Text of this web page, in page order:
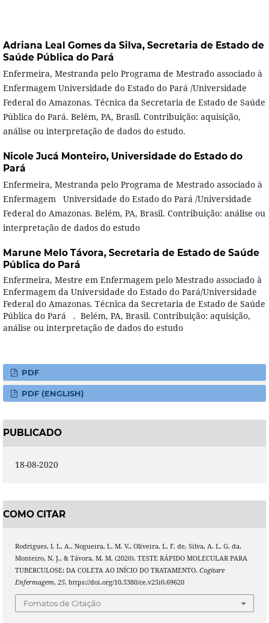
Adriana Leal Gomes da Silva, Secretaria de Estado de
Saúde Pública do Pará
Enfermeira, Mestranda pelo Programa de Mestrado associado à
Enfermagem Universidade do Estado do Pará /Universidade
Federal do Amazonas. Técnica da Secretaria de Estado de Saúde
Pública do Pará. Belém, PA, Brasil. Contribuição: aquisição,
análise ou interpretação de dados do estudo.
Nicole Jucá Monteiro, Universidade do Estado do
Pará
Enfermeira, Mestranda pelo Programa de Mestrado associado à
Enfermagem Universidade do Estado do Pará /Universidade
Federal do Amazonas. Belém, PA, Brasil. Contribuição: análise ou
interpretação de dados do estudo
Marune Melo Távora, Secretaria de Estado de Saúde
Pública do Pará
Enfermeira, Mestre em Enfermagem pelo Mestrado associado à
Enfermagem da Universidade do Estado do Pará/Universidade
Federal do Amazonas. Técnica da Secretaria de Estado de Saúde
Pública do Pará . Belém, PA, Brasil. Contribuição: aquisição,
análise ou interpretação de dados do estudo
PDF
PDF (ENGLISH)
PUBLICADO
18-08-2020
COMO CITAR
Rodrigues, I. L. A., Nogueira, L. M. V., Oliveira, L. F. de, Silva, A. L. G. da,
Monteiro, N. J., & Távora, M. M. (2020). TESTE RÁPIDO MOLECULAR PARA
TUBERCULOSE: DA COLETA AO INÍCIO DO TRATAMENTO. Cogitare
Enfermagem, 25. https://doi.org/10.5380/ce.v25i0.69620
Fomatos de Citação